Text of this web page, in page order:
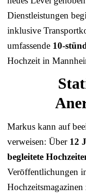
Dienstleistungen
inklusive
umfassende 10-
Hochzeit in
Markus kann auf
verweisen: Über 12
begleitete
Veröffentlichungen